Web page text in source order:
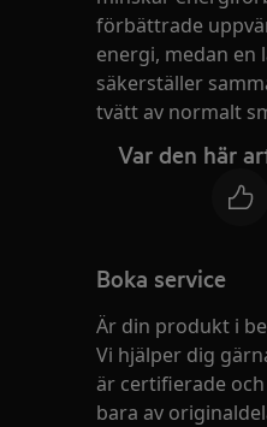
förbättrade
energi, medan
säkerställer
tvätt av normalt
Var den här
Boka service
Är din produkt i
Vi hjälper dig
är certifierade
bara av